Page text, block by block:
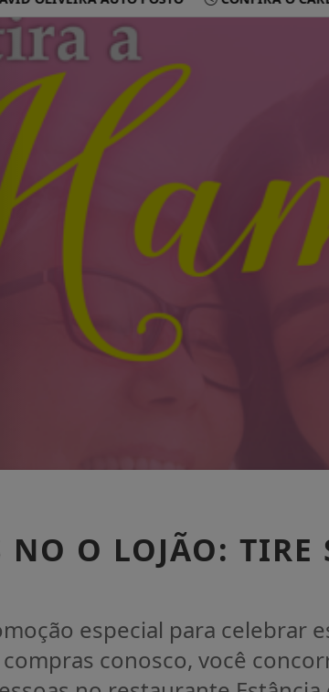
NO O LOJÃO: TIRE
especial para celebrar
conosco, você